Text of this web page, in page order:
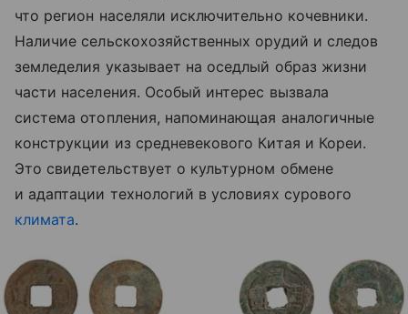
что регион населяли исключительно кочевники.
Наличие сельскохозяйственных орудий и следов
земледелия указывает на оседлый образ жизни
части населения. Особый интерес вызвала
система отопления, напоминающая аналогичные
конструкции из средневекового Китая и Кореи.
Это свидетельствует о культурном обмене
и адаптации технологий в условиях сурового
климата.